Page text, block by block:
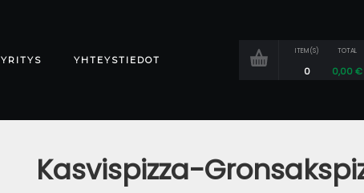
YRITYS YHTEYSTIEDOT
ITEM(S)
0
TOTAL
0,00€
Kasvispizza-